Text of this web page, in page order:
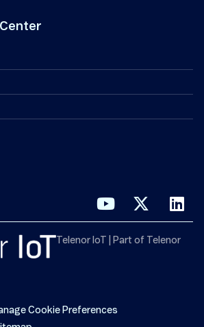
Telenor IoT | Part of Telenor
Cookie Preferences